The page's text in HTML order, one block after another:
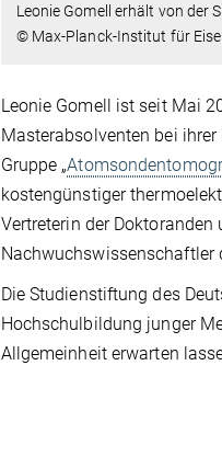
Leonie Gomell erhält von der
© Max-Planck-Institut für
Leonie Gomell ist seit Mai
Masterabsolventen bei
Gruppe „
kostengünstiger
Vertreterin der
Nachwuchswissenschaftler
Die Studienstiftung des
Hochschulbildung junger
Allgemeinheit erwarten